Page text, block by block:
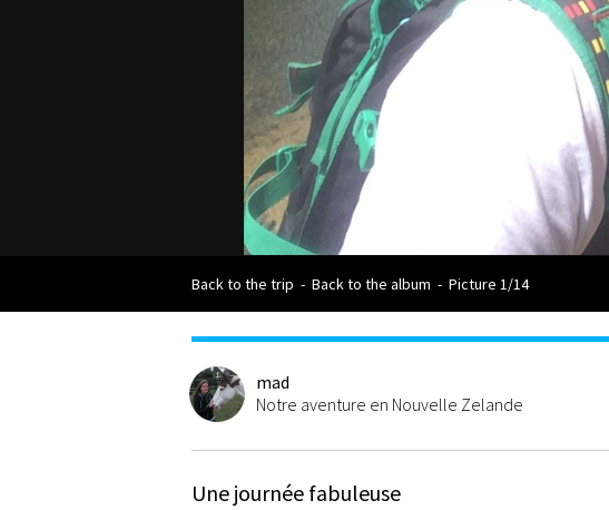
Back to the trip - Back to the album - Picture 1/14
mad
Notre aventure en Nouvelle Zelande
Une journée fabuleuse